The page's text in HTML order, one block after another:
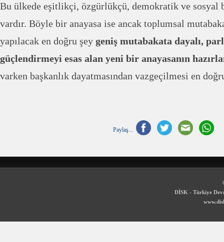
Bu ülkede eşitlikçi, özgürlükçü, demokratik ve sosyal
vardır. Böyle bir anayasa ise ancak toplumsal
yapılacak en doğru şey geniş mutabakata dayalı,
güçlendirmeyi esas alan yeni bir anayasanın
varken başkanlık dayatmasından vazgeçilmesi en
Paylaş...
DİSK - Türkiye